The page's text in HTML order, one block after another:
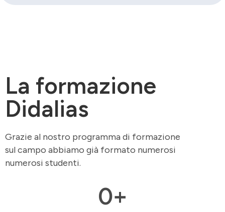
La formazione
Didalias
Grazie al nostro programma di formazione
sul campo abbiamo già formato numerosi
numerosi studenti.
0+